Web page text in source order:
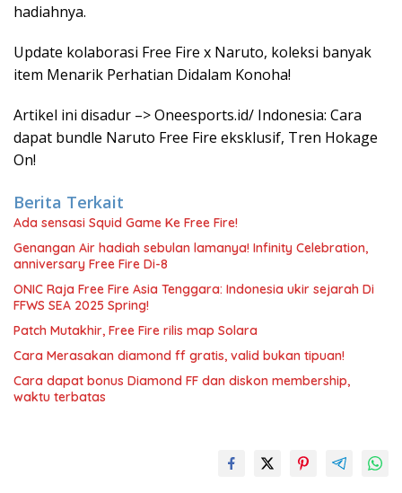
hadiahnya.
Update kolaborasi Free Fire x Naruto, koleksi banyak
item Menarik Perhatian Didalam Konoha!
Artikel ini disadur –> Oneesports.id/ Indonesia: Cara
dapat bundle Naruto Free Fire eksklusif, Tren Hokage
On!
Berita Terkait
Ada sensasi Squid Game Ke Free Fire!
Genangan Air hadiah sebulan lamanya! Infinity Celebration,
anniversary Free Fire Di-8
ONIC Raja Free Fire Asia Tenggara: Indonesia ukir sejarah Di
FFWS SEA 2025 Spring!
Patch Mutakhir, Free Fire rilis map Solara
Cara Merasakan diamond ff gratis, valid bukan tipuan!
Cara dapat bonus Diamond FF dan diskon membership,
waktu terbatas